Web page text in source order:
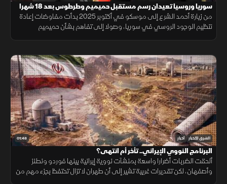
سوريا وروسيا تعيدان رسم مستقبل حميميم وطرطوس بعد 18 شهرا
من زيارة أحمد الشرع إلى موسكو في أكتوبر 2025 بدأت مفاوضات إعادة
تنظيم الوجود الروسي في سوريا، وصولا إلى تفاهم بشأن حميميم
01:48 الشرق للأخبار أخبار
البرنامج النووي الإيراني.. تأخر أم انتهى؟
ألحقت الضربات أضرارا واسعة بمنشآت نووية إيرانية بينها فوردو ونطنز
وأصفهان، لكن تقديرات غربية تشير إلى أن طهران لا تزال تحتفظ بجزء مهم من